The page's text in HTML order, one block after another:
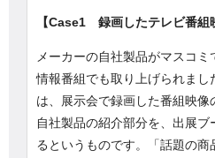
【Case1 録画したテレビ番組
メーカーの自社製品がマスコ
情報番組でも取り上げられまし
は、展示会で録画した番組映像
自社製品の紹介部分を、出展
るというものです。「話題の